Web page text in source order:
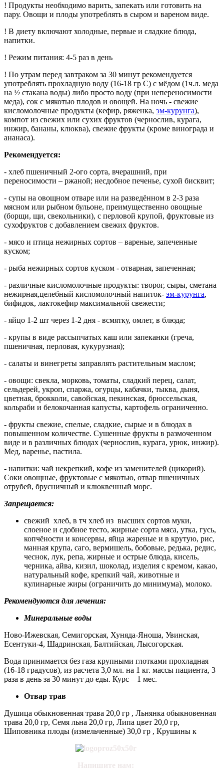
! Продукты необходимо варить, запекать или готовить на
пару. Овощи и плоды употреблять в сыром и вареном виде.
! В диету включают холодные, первые и сладкие блюда,
напитки.
! Режим питания: 4-5 раз в день
! По утрам перед завтраком за 30 минут рекомендуется
употреблять прохладную воду (16-18 гр С) с мёдом (1ч.л. меда
на ½ стакана воды) либо просто воду (при непереносимости
меда), сок с мякотью плодов и овощей. На ночь - свежие
кисломолочные продукты (кефир, ряженка, эм-курунга),
компот из свежих или сухих фруктов (чернослив, курага,
инжир, бананы, клюква), свежие фрукты (кроме винограда и
ананаса).
Рекомендуется:
- хлеб пшеничный 2-ого сорта, вчерашний, при
переносимости – ржаной; несдобное печенье, сухой бисквит;
- супы на овощном отваре или на разведённом в 2-3 раза
мясном или рыбном бульоне, преимущественно овощные
(борщи, щи, свекольники), с перловой крупой, фруктовые из
сухофруктов с добавлением свежих фруктов.
- мясо и птица нежирных сортов – вареные, запеченные
куском;
- рыба нежирных сортов куском - отварная, запеченная;
- различные кисломолочные продукты: творог, сыры, сметана
нежирная,целебный кисломолочный напиток- эм-курунга,
бифидок, лактокефир максимальной свежести;
- яйцо 1-2 шт через 1-2 дня - всмятку, омлет, в блюда;
- крупы в виде рассыпчатых каш или запеканки (греча,
пшеничная, перловая, кукурузная);
- салаты и винегреты заправлять растительным маслом;
- овощи: свекла, морковь, томаты, сладкий перец, салат,
сельдерей, укроп, спаржа, огурцы, кабачки, тыква, дыня,
цветная, брокколи, савойская, пекинская, брюссельская,
кольраби и белокочанная капусты, картофель ограниченно.
- фрукты свежие, спелые, сладкие, сырые и в блюдах в
повышенном количестве. Сушенные фрукты в размоченном
виде и в различных блюдах (чернослив, курага, урюк, инжир).
Мед, варенье, пастила.
- напитки: чай некрепкий, кофе из заменителей (цикорий).
Соки овощные, фруктовые с мякотью, отвар пшеничных
отрубей, брусничный и клюквенный морс.
Запрещается:
свежий хлеб, в тч хлеб из высших сортов муки,
слоеное и сдобное тесто, жирные сорта мяса, утка, гусь,
копчёности и консервы, яйца жареные и в крутую, рис,
манная крупа, саго, вермишель, бобовые, редька, редис,
чеснок, лук, репа, жирные и острые блюда, кисель,
черника, айва, кизил, шоколад, изделия с кремом, какао,
натуральный кофе, крепкий чай, животные и
кулинарные жиры (ограничить до минимума), молоко.
Рекомендуются для лечения:
Минеральные воды
Ново-Ижевская, Семигорская, Хуняда-Яноша, Увинская,
Есентуки-4, Шадринская, Балтийская, Лысогорская.
Вода принимается без газа крупными глотками прохладная
(16-18 градусов), из расчета 3,0 мл. на 1 кг. массы пациента, 3
раза в день за 30 минут до еды. Курс – 1 мес.
Отвар трав
Душица обыкновенная трава 20,0 гр , Льнянка обыкновенная
трава 20,0 гр, Семя льна 20,0 гр, Липа цвет 20,0 гр,
Шиповника плоды (измельченные) 30,0 гр , Крушины к
Напишите нам: